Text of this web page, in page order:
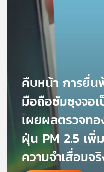
แผนที่
เครือ
ข่าย
คืบหน้า การยื่
มือถือซัมซุงจอ
เผยผลตรวจท
ฝุ่น PM 2.5 เพิ่
ความจำเสื่อมจ